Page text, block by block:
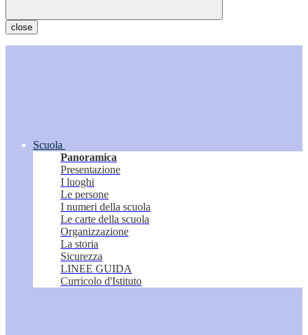
close
Scuola
Panoramica
Presentazione
I luoghi
Le persone
I numeri della scuola
Le carte della scuola
Organizzazione
La storia
Sicurezza
LINEE GUIDA
Curricolo d'Istituto